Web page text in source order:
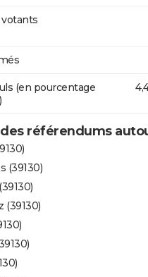
(en pourcentage
référendums
(39130)
(39130)